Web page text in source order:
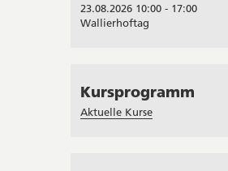
23.08.2026 10:00 - 17:00
Wallierhoftag
Kursprogramm
Aktuelle Kurse